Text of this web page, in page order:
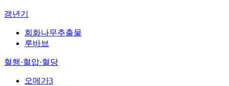
갱년기
회화나무추출물
루바브
혈행·혈압·혈당
오메가3